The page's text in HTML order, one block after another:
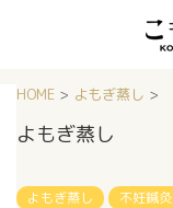
HOME > よもぎ蒸し >
よもぎ蒸し
よもぎ蒸し 不妊鍼灸